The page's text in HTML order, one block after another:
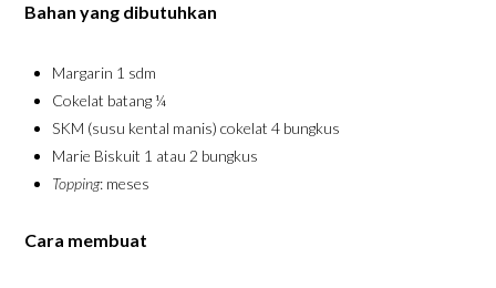
Bahan yang dibutuhkan
Margarin 1 sdm
Cokelat batang ¼
SKM (susu kental manis) cokelat 4 bungkus
Marie Biskuit 1 atau 2 bungkus
Topping: meses
Cara membuat